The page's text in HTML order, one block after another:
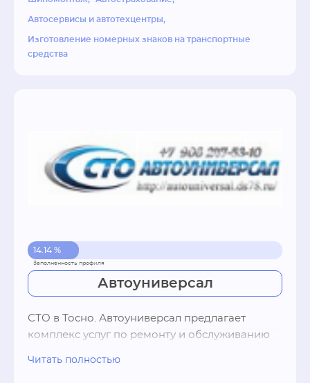
Автосервисы и автотехцентры
Изготовление номерных знаков на транспортные
средства
14.14 %
Автоуниверсал
СТО в Тосно. Автоуниверсал предлагает
комплекс услуг по ремонту и обслуживанию
Читать полностью